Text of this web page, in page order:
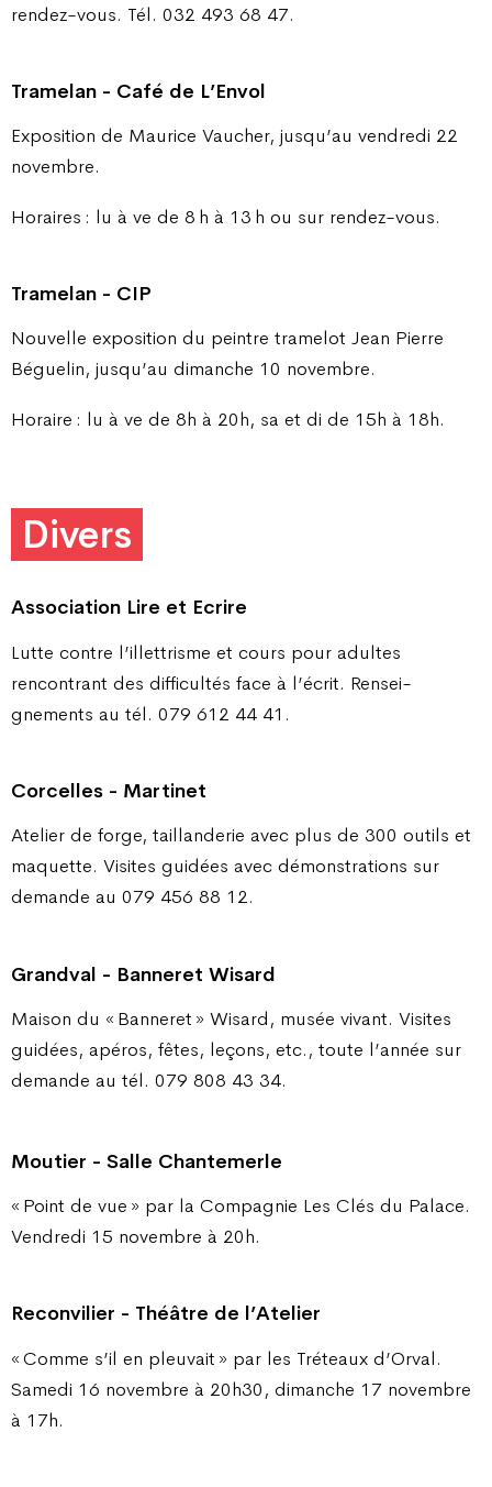
rendez-vous. Tél. 032 493 68 47.
Tramelan - Café de L’Envol
Exposition de Maurice Vaucher, jusqu’au vendredi 22
novembre.
Horaires : lu à ve de 8 h à 13 h ou sur rendez-vous.
Tramelan - CIP
Nouvelle exposition du peintre tramelot Jean Pierre
Béguelin, jusqu’au dimanche 10 novembre.
Horaire : lu à ve de 8h à 20h, sa et di de 15h à 18h.
Divers
Association Lire et Ecrire
Lutte contre l’illettrisme et cours pour adultes
rencontrant des difficultés face à l’écrit. Rensei-
gnements au tél. 079 612 44 41.
Corcelles - Martinet
Atelier de forge, taillanderie avec plus de 300 outils et
maquette. Visites guidées avec démonstrations sur
demande au 079 456 88 12.
Grandval - Banneret Wisard
Maison du « Banneret » Wisard, musée vivant. Visites
guidées, apéros, fêtes, leçons, etc., toute l’année sur
demande au tél. 079 808 43 34.
Moutier - Salle Chantemerle
« Point de vue » par la Compagnie Les Clés du Palace.
Vendredi 15 novembre à 20h.
Reconvilier - Théâtre de l’Atelier
« Comme s’il en pleuvait » par les Tréteaux d’Orval.
Samedi 16 novembre à 20h30, dimanche 17 novembre
à 17h.